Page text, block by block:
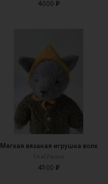
4000 ₽
Мягкая вязаная игрушка волк
Ural.Fauna
4500 ₽